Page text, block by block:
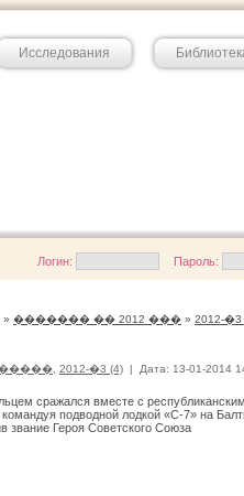
Исследования
Логин: Пароль:
» ������� �� 2012 ��� » 2012-�3
2012-�3 (4) | Дата: 13-01-2014
сражался вместе с
подводной лодкой «С-7» на
звание Героя Советского Союза